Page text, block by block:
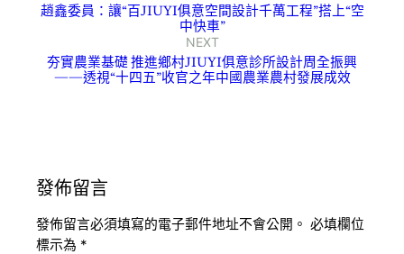
趙鑫委員：讓“百JIUYI俱意空間設計千萬工程”搭上“空
中快車”
NEXT
夯實農業基礎 推進鄉村JIUYI俱意診所設計周全振興
——透視“十四五”收官之年中國農業農村發展成效
發佈留言
發佈留言必須填寫的電子郵件地址不會公開。 必填欄位
標示為 *